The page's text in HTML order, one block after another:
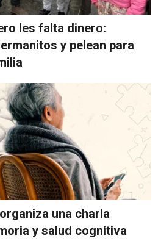
les falta dinero:
y pelean para
una charla
y salud cognitiva